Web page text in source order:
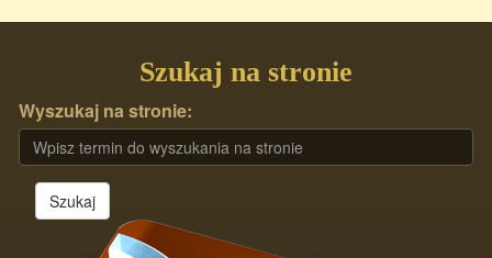
Szukaj na stronie
Wyszukaj na stronie:
Szukaj